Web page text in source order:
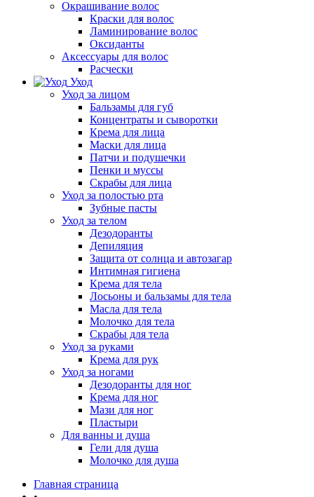
Окрашивание волос
Краски для волос
Ламинирование волос
Оксиданты
Аксессуары для волос
Расчески
Уход
Уход за лицом
Бальзамы для губ
Концентраты и сыворотки
Крема для лица
Маски для лица
Патчи и подушечки
Пенки и муссы
Скрабы для лица
Уход за полостью рта
Зубные пасты
Уход за телом
Дезодоранты
Депиляция
Защита от солнца и автозагар
Интимная гигиена
Крема для тела
Лосьоны и бальзамы для тела
Масла для тела
Молочко для тела
Скрабы для тела
Уход за руками
Крема для рук
Уход за ногами
Дезодоранты для ног
Крема для ног
Мази для ног
Пластыри
Для ванны и душа
Гели для душа
Молочко для душа
Главная страница